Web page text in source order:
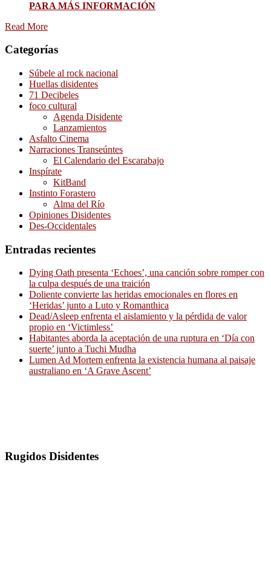
PARA MÁS INFORMACIÓN
Read More
Categorías
Súbele al rock nacional
Huellas disidentes
71 Decibeles
foco cultural
Agenda Disidente
Lanzamientos
Asfalto Cinema
Narraciones Transeúntes
El Calendario del Escarabajo
Inspírate
KitBand
Instinto Forastero
Alma del Río
Opiniones Disidentes
Des-Occidentales
Entradas recientes
Dying Oath presenta ‘Echoes’, una canción sobre romper con
la culpa después de una traición
Doliente convierte las heridas emocionales en flores en
‘Heridas’ junto a Luto y Romanthica
Dead/Asleep enfrenta el aislamiento y la pérdida de valor
propio en ‘Victimless’
Habitantes aborda la aceptación de una ruptura en ‘Día con
suerte’ junto a Tuchi Mudha
Lumen Ad Mortem enfrenta la existencia humana al paisaje
australiano en ‘A Grave Ascent’
Rugidos Disidentes